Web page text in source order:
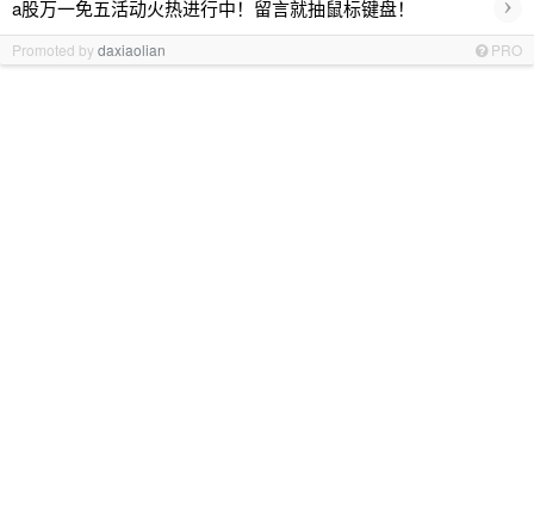
a股万一免五活动火热进行中！留言就抽鼠标键盘！
Promoted bydaxiaolian PRO